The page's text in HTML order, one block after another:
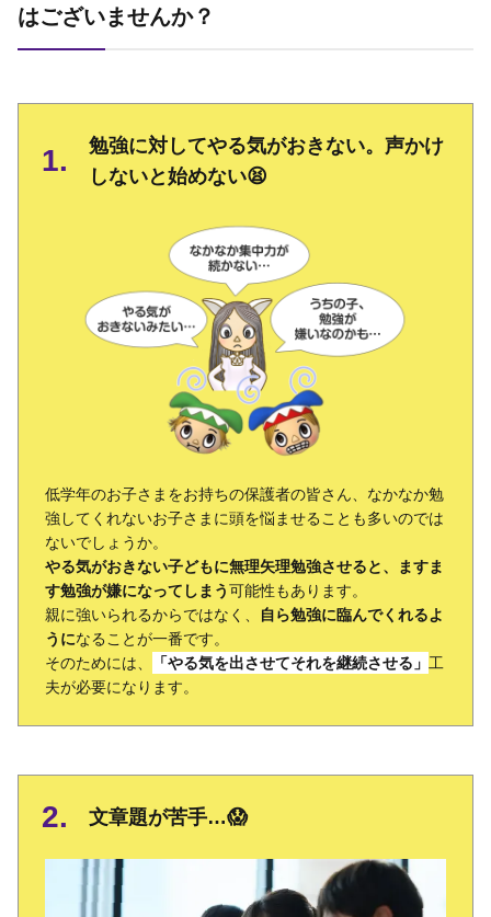
はございませんか？
勉強に対してやる気がおきない。声かけ
しないと始めない😫
低学年のお子さまをお持ちの保護者の皆さん、なかなか勉
強してくれないお子さまに頭を悩ませることも多いのでは
ないでしょうか。
やる気がおきない子どもに無理矢理勉強させると、ますま
す勉強が嫌になってしまう可能性もあります。
親に強いられるからではなく、
自ら勉強に臨んでくれるよ
うになることが一番です。
そのためには、
「やる気を出させてそれを継続させる」 工
夫が必要になります。
文章題が苦手…😱